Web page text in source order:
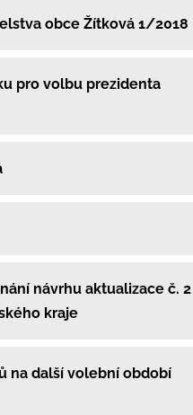
obce Žítková 1/2018
pro volbu prezidenta
návrhu aktualizace č. 2
kraje
na další volební období